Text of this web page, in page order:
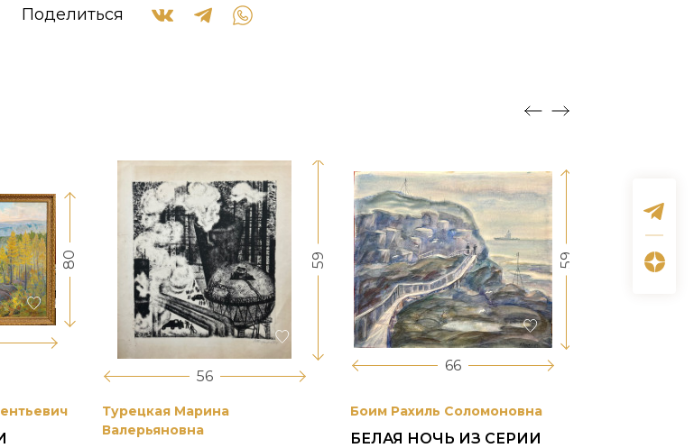
Поделиться
80
56
59
Турецкая Марина
Валерьяновна
66
59
Боим Рахиль Соломоновна
БЕЛАЯ НОЧЬ ИЗ СЕРИИ